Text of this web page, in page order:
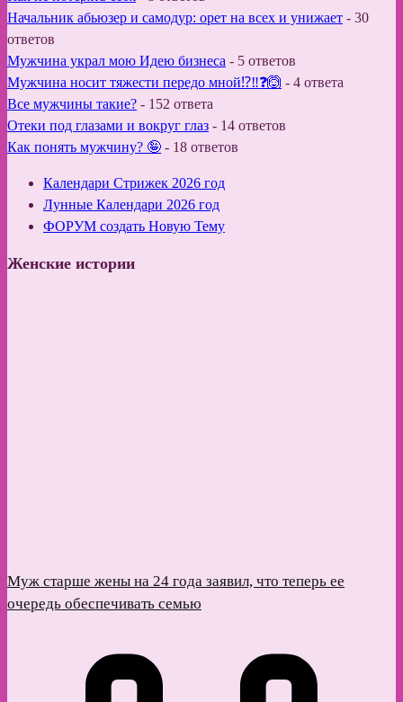
Начальник абьюзер и самодур: орет на всех и унижает - 30
ответов
Мужчина украл мою Идею бизнеса - 5 ответов
Мужчина носит тяжести передо мной⁉️‼️❓🙆 - 4 ответа
Все мужчины такие? - 152 ответа
Отеки под глазами и вокруг глаз - 14 ответов
Как понять мужчину? 🤪 - 18 ответов
Календари Стрижек 2026 год
Лунные Календари 2026 год
ФОРУМ создать Новую Тему
Женские истории
Муж старше жены на 24 года заявил, что теперь ее
очередь обеспечивать семью